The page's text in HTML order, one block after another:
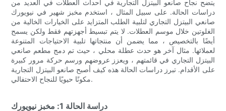
يتضح نجاح صانعو البيتزل التجارية في أحداث العطلات في العديد من
دراسات الحالة. على سبيل المثال ، استخدم مخبز شهير في نيويورك
صانعي البيتزل التجاري لتلبية الطلب المتزايد على الخيارات الخالية من
الغلوتين خلال موسم العطلات. لا يتم تبسيط أجهزتهم فقط ولكن يسمح
أيضًا بالتخصيص ، مما يضمن أن منتجاتها تلبية الاحتياجات المتنوعة
لعملائها. مثال آخر هو حدث عطلة محلي ، حيث تم دمج مطعم صانعي
البيتزل التجاري في قائمتهم ، ويعزز عروضهم ورسم حركة مرور كبيرة
على الأقدام. تبرز دراسات الحالة هذه كيف أصبح صانعو البيتزل التجارية
مكونًا حيويًا للنجاح الاحتفالي.
دراسة الحالة 1: مخبز نيويورك